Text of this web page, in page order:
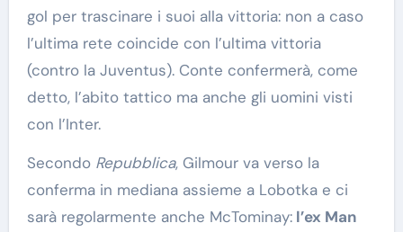
gol per trascinare i suoi alla vittoria: non a caso
l’ultima rete coincide con l’ultima vittoria
(contro la Juventus). Conte confermerà, come
detto, l’abito tattico ma anche gli uomini visti
con l’Inter.
Secondo Repubblica, Gilmour va verso la
conferma in mediana assieme a Lobotka e ci
sarà regolarmente anche McTominay:l’ex Man